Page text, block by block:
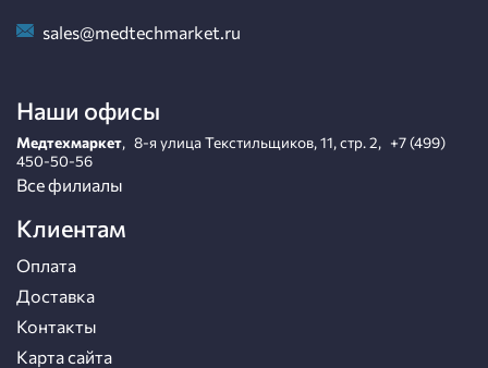
sales@medtechmarket.ru
Наши офисы
Медтехмаркет, 8-я улица Текстильщиков, 11, стр. 2, +7 (499)
450-50-56
Все филиалы
Клиентам
Оплата
Доставка
Контакты
Карта сайта